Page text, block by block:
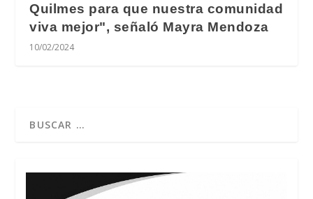
Quilmes para que nuestra comunidad
viva mejor", señaló Mayra Mendoza
10/02/2024